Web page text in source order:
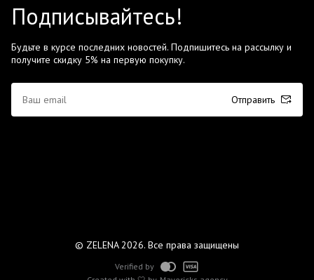
Подписывайтесь!
Будьте в курсе последних новостей. Подпишитесь на рассылку и
получите скидку 5% на первую покупку.
Отправить
© ZELENA 2026. Все права защищены
Verified by